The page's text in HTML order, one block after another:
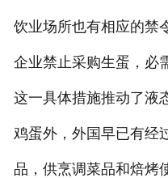
饮业场所也有相应的禁
企业禁止采购生蛋，必
这一具体措施推动了液
鸡蛋外，外国早已有经
品，供烹调菜品和焙烤